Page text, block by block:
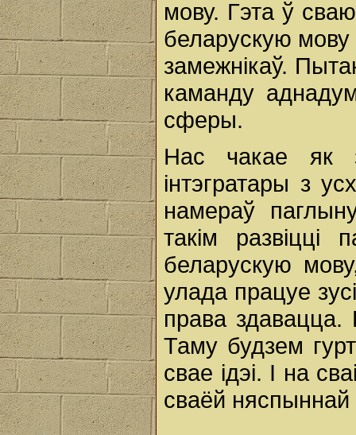
мову. Гэта ў
беларускую мову
замежнікаў.
каманду
сферы.
Нас чакае як
інтэгратары з
намераў
такім развіцці
беларускую
улада працуе
права здавацца.
Таму будзем
свае ідэі. І на
сваёй няспыннай